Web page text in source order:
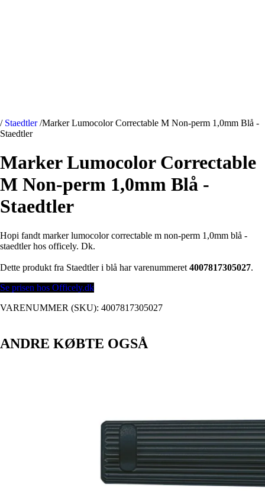
/ Staedtler /Marker Lumocolor Correctable M Non-perm 1,0mm Blå -
Staedtler
Marker Lumocolor Correctable
M Non-perm 1,0mm Blå -
Staedtler
Hopi fandt marker lumocolor correctable m non-perm 1,0mm blå -
staedtler hos officely. Dk.
Dette produkt fra Staedtler i blå har varenummeret 4007817305027.
Se prisen hos Officely.dk
VARENUMMER (SKU): 4007817305027
ANDRE KØBTE OGSÅ